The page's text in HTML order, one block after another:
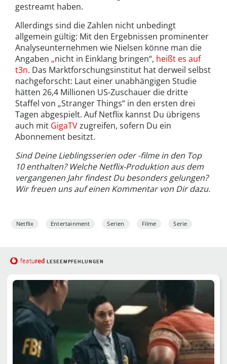
gestreamt haben.
Allerdings sind die Zahlen nicht unbedingt
allgemein gültig: Mit den Ergebnissen prominenter
Analyseunternehmen wie Nielsen könne man die
Angaben „nicht in Einklang bringen“, heißt es auf
t3n. Das Marktforschungsinstitut hat derweil selbst
nachgeforscht: Laut einer unabhängigen Studie
hätten 26,4 Millionen US-Zuschauer die dritte
Staffel von „Stranger Things“ in den ersten drei
Tagen abgespielt. Auf Netflix kannst Du übrigens
auch mit GigaTVzugreifen, sofern Du ein
Abonnement besitzt.
Sind Deine Lieblingsserien oder -filme in den Top
10 enthalten? Welche Netflix-Produktion aus dem
vergangenen Jahr findest Du besonders gelungen?
Wir freuen uns auf einen Kommentar von Dir dazu.
Netflix Entertainment Serien Filme Serie
featured LESEEMPFEHLUNGEN